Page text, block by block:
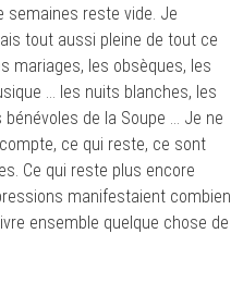
semaines reste vide. Je
tout aussi pleine de tout ce
mariages, les obsèques, les
… les nuits blanches, les
de la Soupe … Je ne
ce qui reste, ce sont
Ce qui reste plus encore
manifestaient combien
ensemble quelque chose de